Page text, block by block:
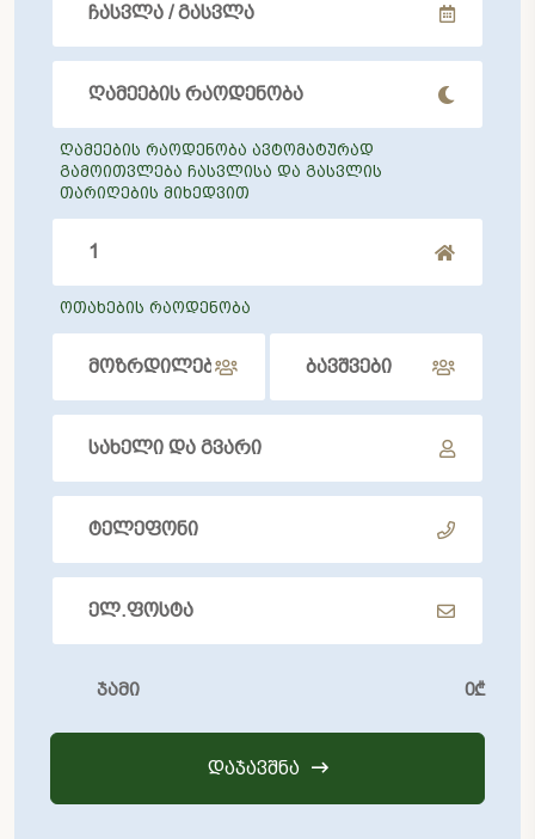
ღამეების რაოდენობა ავტომატურად
გამოითვლება ჩასვლისა და გასვლის
თარიღების მიხედვით
ოთახების რაოდენობა
ჯამი 0₾
ᲓᲐᲯᲐᲕᲨᲜᲐ